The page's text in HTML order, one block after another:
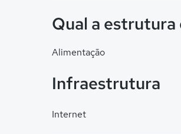
Qual a estrutura
Alimentação
Infraestrutura
Internet